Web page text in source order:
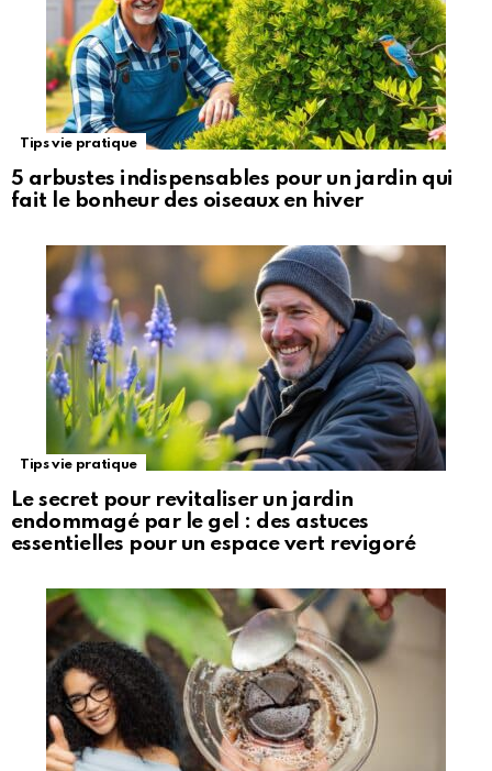
Tips vie pratique
5 arbustes indispensables pour un jardin qui
fait le bonheur des oiseaux en hiver
Tips vie pratique
Le secret pour revitaliser un jardin
endommagé par le gel : des astuces
essentielles pour un espace vert revigoré